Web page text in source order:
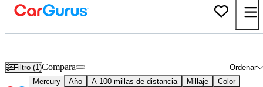
Filtro (1) Ordenar
Compara
Mercury Año A 100 millas de distancia Millaje Color